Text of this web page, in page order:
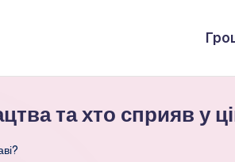
та хто сприяв у